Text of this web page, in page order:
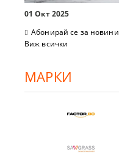
01 Окт 2025
Абонирай се за новини
Виж всички
МАРКИ